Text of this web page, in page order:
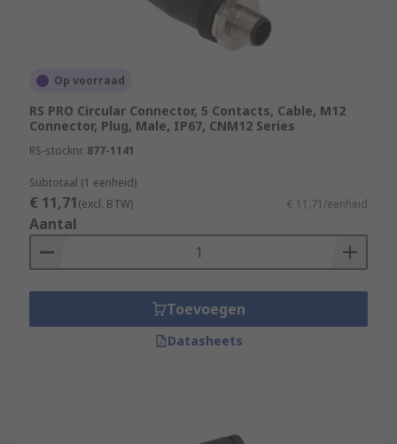
designed to carry multiple types of data with
power. These types of multi-pin connectors are
transmission.
Applications:
Circular industrial connectors can be found in
various areas including:
Factory and Industrial Automation
Manufacturing
Industrial networking
Measurement and instrumentation
Op voorraad
RS PRO Circular Connector, 5 Contacts, Cable, M12
Connector, Plug, Male, IP67, CNM12 Series
RS-stocknr. 877-1141
Subtotaal (1 eenheid)
€ 11,71(excl. BTW) € 11,71/eenheid
Aantal
Toevoegen
Datasheets